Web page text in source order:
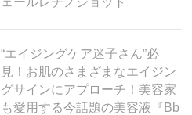
“エイジングケア迷子さん”必
見！お肌のさまざまなエイジン
グサインにアプローチ！美容家
も愛用する今話題の美容液『Bb